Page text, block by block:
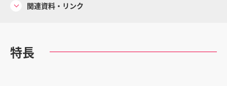
コーポレートサイト
関連資料・リンク
特長